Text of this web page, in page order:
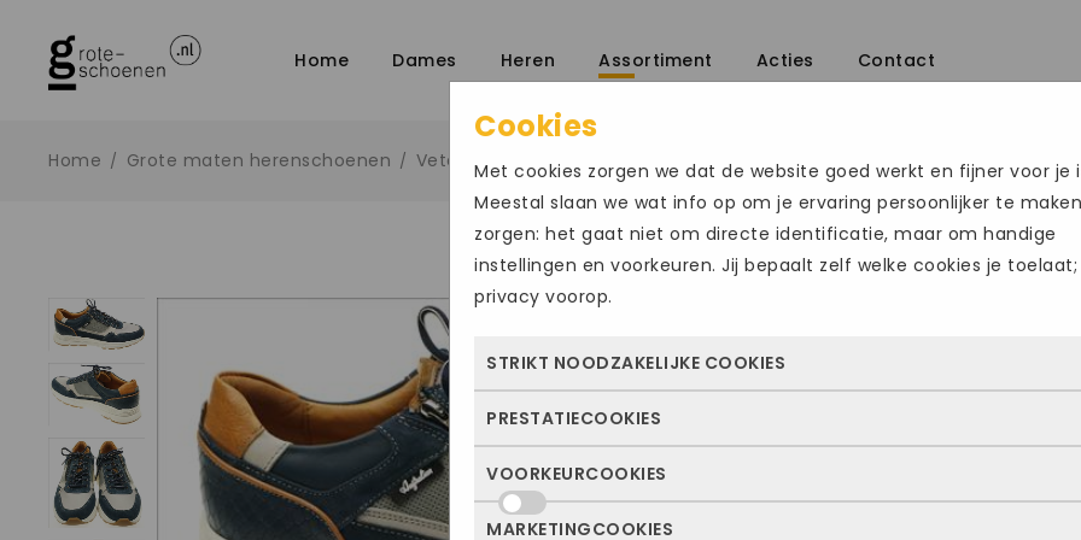
Home Dames Heren Assortiment Acties Contact
Home / Grote maten herenschoenen / Veter sportief /
AUSTRALIAN
€189.95
Maat
47
48 49
Cookies
Met cookies zorgen we dat de website goed werkt en fijner voor je
Meestal slaan we wat info op om je ervaring persoonlijker te
zorgen: het gaat niet om directe identificatie, maar om handige
instellingen en voorkeuren. Jij bepaalt zelf welke cookies je toelaat;
privacy voorop.
STRIKT NOODZAKELIJKE COOKIES
Deze cookies zorgen ervoor dat de website überhaupt werkt. Ze
dus altijd actief en kunnen niet worden uitgezet. Meestal worden
alleen geplaatst als jij iets doet, zoals inloggen, een formulier
of je privacyvoorkeuren opslaan. Je kunt je browser zo instellen
PRESTATIECOOKIES
Met deze cookies zien we hoe vaak onze site bezocht wordt, waar
bezoekers vandaan komen en welke pagina’s populair zijn. Zo
VOORKEURCOOKIES
MARKETINGCOOKIES